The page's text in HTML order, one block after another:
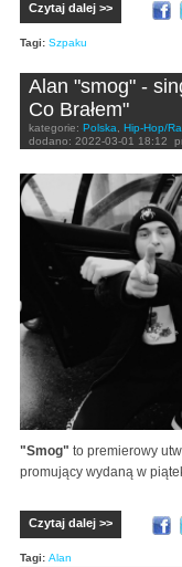
Czytaj dalej >>
Tagi: Szpaku
Alan "smog" -
Co Brałem"
kategorie: Polska Hip-Hop/
dodano: 2022-03-01 18:12
"Smog" to premierowy
promujący wydaną w
Czytaj dalej >>
Tagi: Alan